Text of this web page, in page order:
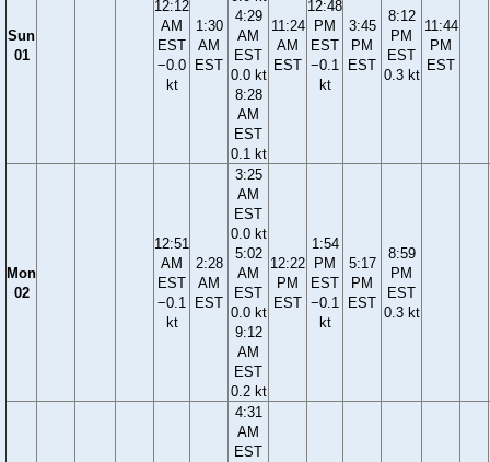
Sun
01
12:12
AM
EST
−0.0
kt
1:30
AM
EST
4:29
AM
EST
0.0 kt
8:28
AM
EST
0.1 kt
11:24
AM
EST
12:48
PM
EST
−0.1
kt
3:45
PM
EST
8:12
PM
EST
0.3 kt
11:44
PM
EST
Mon
02
12:51
AM
EST
−0.1
kt
2:28
AM
EST
3:25
AM
EST
0.0 kt
5:02
AM
EST
0.0 kt
9:12
AM
EST
0.2 kt
12:22
PM
EST
1:54
PM
EST
−0.1
kt
5:17
PM
EST
8:59
PM
EST
0.3 kt
4:31
AM
EST